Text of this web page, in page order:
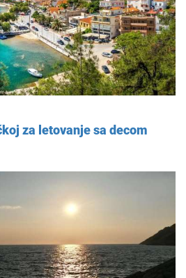
za letovanje sa decom